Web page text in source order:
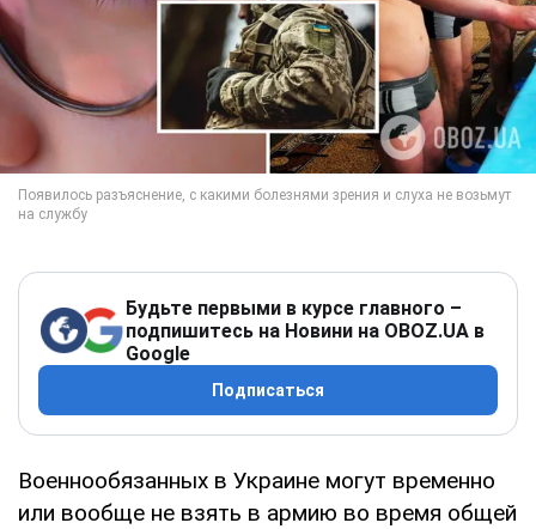
Будьте первыми в курсе главного –
подпишитесь на Новини на OBOZ.UA в
Google
Подписаться
Военнообязанных в Украине могут временно
или вообще не взять в армию во время общей